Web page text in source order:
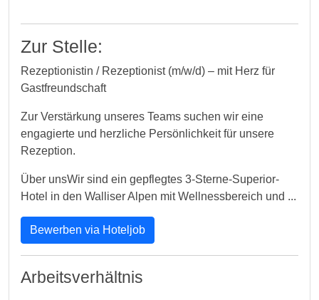
Zur Stelle:
Rezeptionistin / Rezeptionist (m/w/d) – mit Herz für
Gastfreundschaft
Zur Verstärkung unseres Teams suchen wir eine
engagierte und herzliche Persönlichkeit für unsere
Rezeption.
Über unsWir sind ein gepflegtes 3-Sterne-Superior-
Hotel in den Walliser Alpen mit Wellnessbereich und ...
Bewerben via Hoteljob
Arbeitsverhältnis